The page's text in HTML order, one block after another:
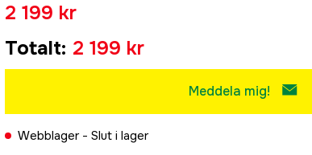
2 199 kr
Totalt: 2 199 kr
Meddela mig!
Webblager - Slut i lager